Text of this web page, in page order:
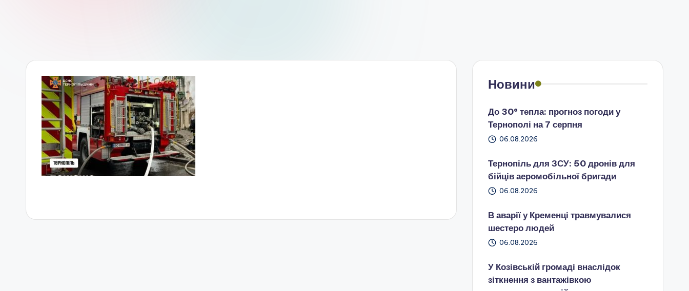
Новини
До 30° тепла: прогноз погоди у
Тернополі на 7 серпня
06.08.2026
Тернопіль для ЗСУ: 50 дронів для
бійців аеромобільної бригади
06.08.2026
В аварії у Кременці травмувалися
шестеро людей
06.08.2026
У Козівській громаді внаслідок
зіткнення з вантажівкою